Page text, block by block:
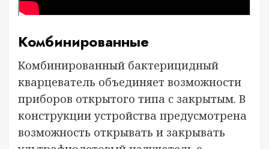
Комбинированные
Комбинированный бактерицидный
кварцеватель объединяет возможности
приборов открытого типа с закрытым. В
конструкции устройства предусмотрена
возможность открывать и закрывать